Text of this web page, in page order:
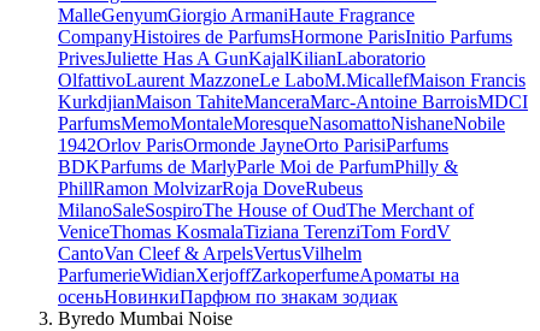
MalleGenyumGiorgio ArmaniHaute Fragrance
CompanyHistoires de ParfumsHormone ParisInitio Parfums
PrivesJuliette Has A GunKajalKilianLaboratorio
OlfattivoLaurent MazzoneLe LaboM.MicallefMaison Francis
KurkdjianMaison TahiteManceraMarc-Antoine BarroisMDCI
ParfumsMemoMontaleMoresqueNasomattoNishaneNobile
1942Orlov ParisOrmonde JayneOrto ParisiParfums
BDKParfums de MarlyParle Moi de ParfumPhilly &
PhillRamon MolvizarRoja DoveRubeus
MilanoSaleSospiroThe House of OudThe Merchant of
VeniceThomas KosmalaTiziana TerenziTom FordV
CantoVan Cleef & ArpelsVertusVilhelm
ParfumerieWidianXerjoffZarkoperfumeАроматы на
осеньНовинкиПарфюм по знакам зодиак
Byredo Mumbai Noise